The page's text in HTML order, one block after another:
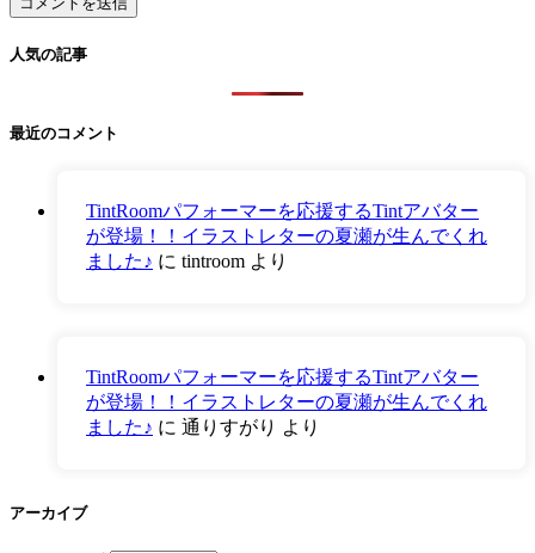
人気の記事
最近のコメント
TintRoomパフォーマーを応援するTintアバター
が登場！！イラストレターの夏瀬が生んでくれ
ました♪ に tintroom より
TintRoomパフォーマーを応援するTintアバター
が登場！！イラストレターの夏瀬が生んでくれ
ました♪ に 通りすがり より
アーカイブ